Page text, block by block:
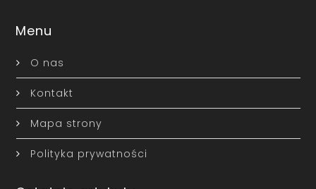
Menu
O nas
Kontakt
Mapa strony
Polityka prywatności